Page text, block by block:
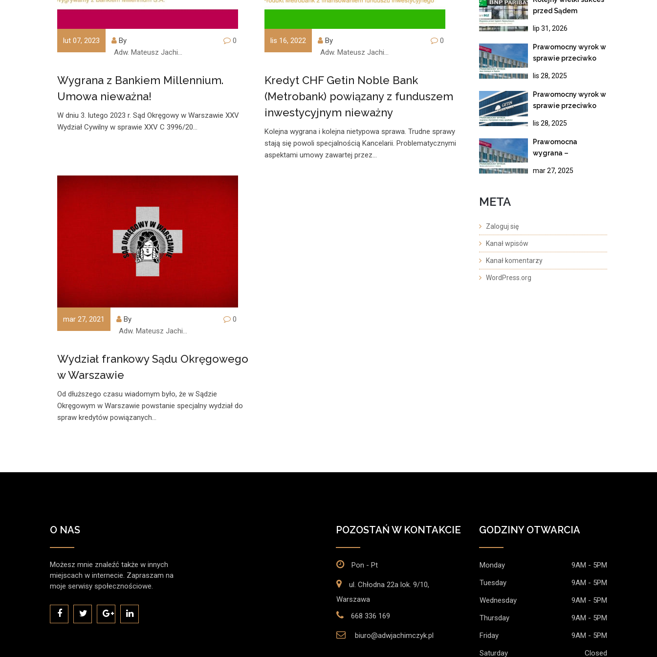
lut 07, 2023
By
Adw. Mateusz Jachimczyk
0
Wygrana z Bankiem Millennium.
Umowa nieważna!
W dniu 3. lutego 2023 r. Sąd Okręgowy w Warszawie XXV
Wydział Cywilny w sprawie XXV C 3996/20…
lis 16, 2022
By
Adw. Mateusz Jachimczyk
0
Kredyt CHF Getin Noble Bank
(Metrobank) powiązany z funduszem
inwestycyjnym nieważny
Kolejna wygrana i kolejna nietypowa sprawa. Trudne sprawy
stają się powoli specjalnością Kancelarii. Problematycznymi
aspektami umowy zawartej przez…
mar 27, 2021
By
Adw. Mateusz Jachimczyk
0
Wydział frankowy Sądu Okręgowego
w Warszawie
Od dłuższego czasu wiadomym było, że w Sądzie
Okręgowym w Warszawie powstanie specjalny wydział do
spraw kredytów powiązanych…
przed Sądem
Wygrana z BNP
Paribas i ostateczne
unieważnienie
lip 31, 2026
Prawomocny wyrok w
sprawie przeciwko
Rekordowe tempo
rozpoznania apelacji
lis 28, 2025
Prawomocny wyrok w
sprawie przeciwko
upadłości Getin
Noble Bank
lis 28, 2025
Prawomocna
wygrana –
kredytowej Banku
mar 27, 2025
META
Zaloguj się
Kanał wpisów
Kanał komentarzy
WordPress.org
O NAS
Możesz mnie znaleźć także w innych
miejscach w internecie. Zapraszam na
moje serwisy społecznościowe.
POZOSTAŃ W KONTAKCIE
Pon - Pt
ul. Chłodna 22a lok. 9/10,
Warszawa
668 336 169
biuro@adwjachimczyk.pl
GODZINY OTWARCIA
Monday
9AM - 5PM
Tuesday
9AM - 5PM
Wednesday
9AM - 5PM
Thursday
9AM - 5PM
Friday
9AM - 5PM
Saturday
Closed